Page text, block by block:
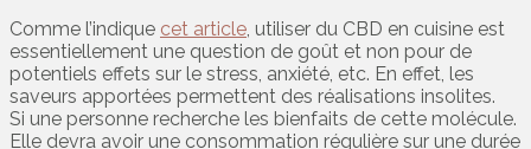
Comme l’indique cet article, utiliser du CBD en cuisine est
essentiellement une question de goût et non pour de
potentiels effets sur le stress, anxiété, etc. En effet, les
saveurs apportées permettent des réalisations insolites.
Si une personne recherche les bienfaits de cette molécule.
Elle devra avoir une consommation régulière sur une durée